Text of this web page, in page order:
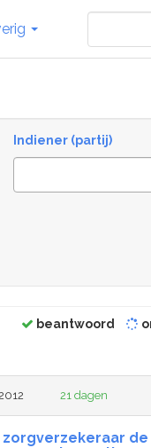
Indiener (partij)
beantwoord
21 dagen